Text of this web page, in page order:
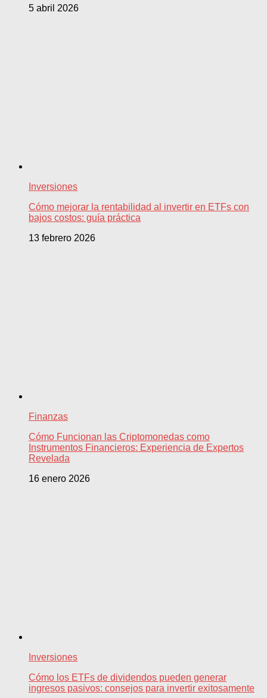
5 abril 2026
Inversiones
Cómo mejorar la rentabilidad al invertir en ETFs con
bajos costos: guía práctica
13 febrero 2026
Finanzas
Cómo Funcionan las Criptomonedas como
Instrumentos Financieros: Experiencia de Expertos
Revelada
16 enero 2026
Inversiones
Cómo los ETFs de dividendos pueden generar
ingresos pasivos: consejos para invertir exitosamente